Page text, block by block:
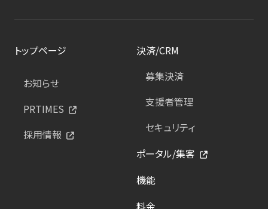
トップページ
お知らせ
PRTIMES
採用情報
決済/CRM
募集決済
支援者管理
セキュリティ
ポータル/集客
機能
料金